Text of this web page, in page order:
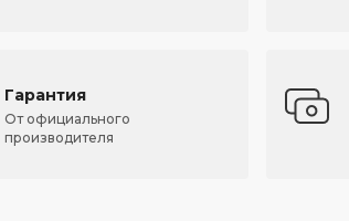
Гарантия
От официального
производителя